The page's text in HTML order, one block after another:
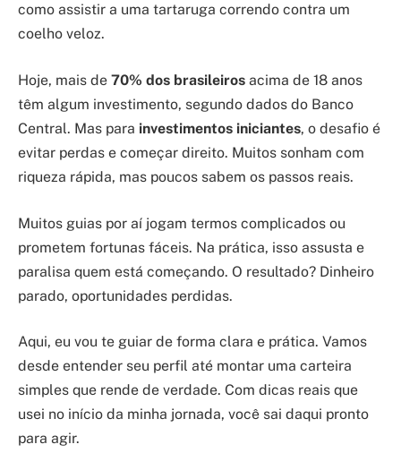
como assistir a uma tartaruga correndo contra um
coelho veloz.
Hoje, mais de 70% dos brasileiros acima de 18 anos
têm algum investimento, segundo dados do Banco
Central. Mas para investimentos iniciantes, o desafio é
evitar perdas e começar direito. Muitos sonham com
riqueza rápida, mas poucos sabem os passos reais.
Muitos guias por aí jogam termos complicados ou
prometem fortunas fáceis. Na prática, isso assusta e
paralisa quem está começando. O resultado? Dinheiro
parado, oportunidades perdidas.
Aqui, eu vou te guiar de forma clara e prática. Vamos
desde entender seu perfil até montar uma carteira
simples que rende de verdade. Com dicas reais que
usei no início da minha jornada, você sai daqui pronto
para agir.